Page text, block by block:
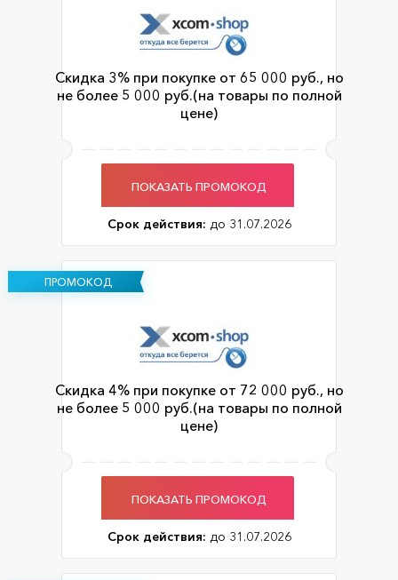
Скидка 3% при покупке от 65 000 руб., но
не более 5 000 руб.(на товары по полной
цене)
ПОКАЗАТЬ ПРОМОКОД
Срок действия: до 31.07.2026
ПРОМОКОД
Скидка 4% при покупке от 72 000 руб., но
не более 5 000 руб.(на товары по полной
цене)
ПОКАЗАТЬ ПРОМОКОД
Срок действия: до 31.07.2026